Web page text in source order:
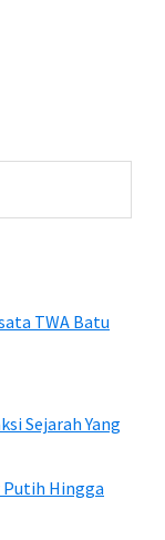
TWA Batu
Sejarah Yang
Putih Hingga